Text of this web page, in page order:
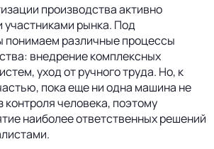
производства активно
рынка. Под
понимаем различные процессы
внедрение комплексных
уход от ручного труда. Но, к
пока еще ни одна машина не
контроля человека, поэтому
наиболее ответственных решений